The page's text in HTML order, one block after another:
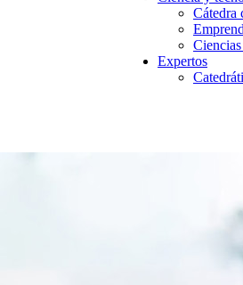
Cátedra
Expertos